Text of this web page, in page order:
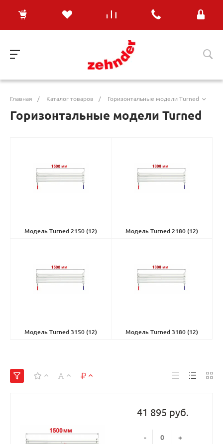
Главная / Каталог товаров / Горизонтальные модели Turned
Горизонтальные модели Turned
Модель Turned 2150 (12) Модель Turned 2180 (12)
Модель Turned 3150 (12) Модель Turned 3180 (12)
41 895 руб.
- +